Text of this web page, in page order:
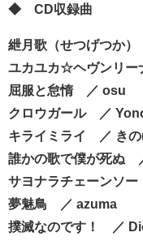
◆ CD収録曲
紲月歌（せつげつか
ユカユカ☆ヘヴンリ
屈服と怠惰
／ osu
クロウガール
／
キライミライ
／ き
誰かの歌で僕が死ぬ
サヨナラチェーンソ
夢魅鳥
／ azuma
撲滅なのです！
／